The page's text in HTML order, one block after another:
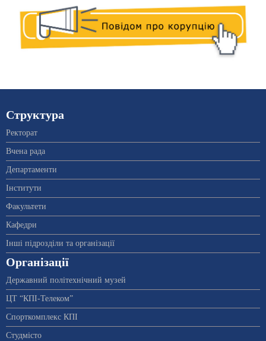
Структура
Ректорат
Вчена рада
Департаменти
Інститути
Факультети
Кафедри
Інші підрозділи та організації
Організації
Державний політехнічний музей
ЦТ “КПІ-Телеком”
Спорткомплекс КПІ
Студмісто